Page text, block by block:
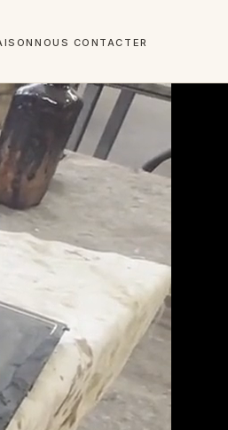
NOUS CONTACTER